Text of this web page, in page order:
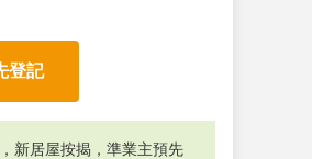
登記
新居屋按揭，準業主預先